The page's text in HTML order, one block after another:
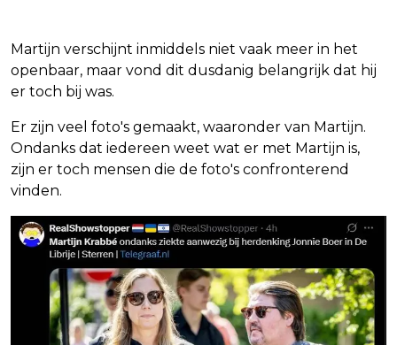
Martijn verschijnt inmiddels niet vaak meer in het
openbaar, maar vond dit dusdanig belangrijk dat hij
er toch bij was.
Er zijn veel foto's gemaakt, waaronder van Martijn.
Ondanks dat iedereen weet wat er met Martijn is,
zijn er toch mensen die de foto's confronterend
vinden.